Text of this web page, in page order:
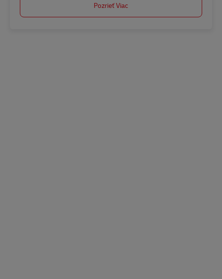
Pozrieť Viac